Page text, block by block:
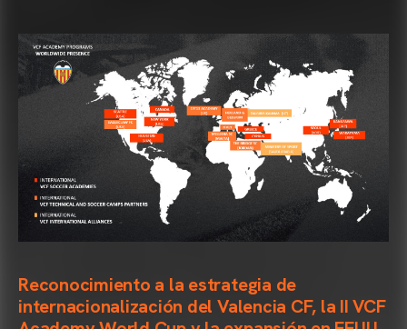
Reconocimiento a la estrategia de
internacionalización del Valencia CF, la II VCF